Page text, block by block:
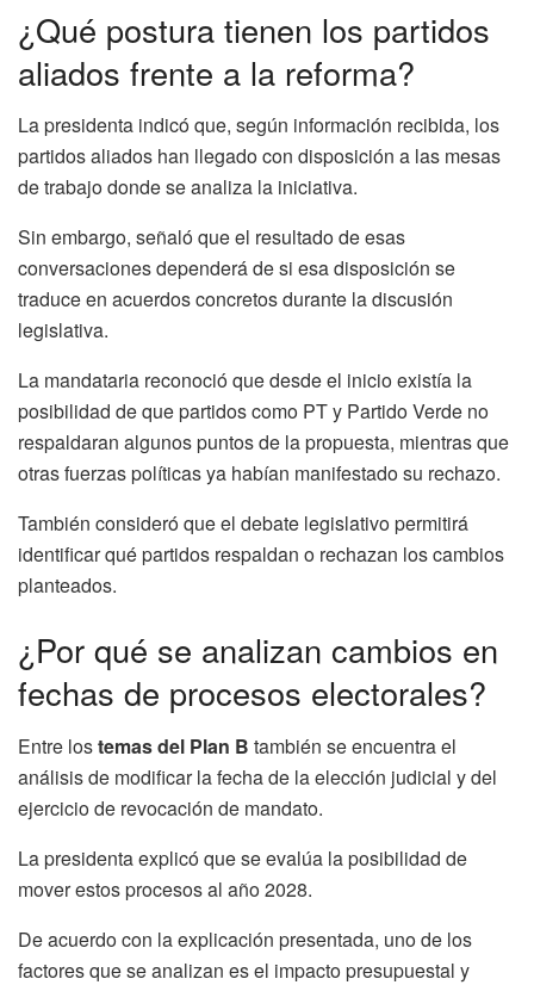
¿Qué postura tienen los partidos
aliados frente a la reforma?
La presidenta indicó que, según información recibida, los
partidos aliados han llegado con disposición a las mesas
de trabajo donde se analiza la iniciativa.
Sin embargo, señaló que el resultado de esas
conversaciones dependerá de si esa disposición se
traduce en acuerdos concretos durante la discusión
legislativa.
La mandataria reconoció que desde el inicio existía la
posibilidad de que partidos como PT y Partido Verde no
respaldaran algunos puntos de la propuesta, mientras que
otras fuerzas políticas ya habían manifestado su rechazo.
También consideró que el debate legislativo permitirá
identificar qué partidos respaldan o rechazan los cambios
planteados.
¿Por qué se analizan cambios en
fechas de procesos electorales?
Entre lostemas del Plan B también se encuentra el
análisis de modificar la fecha de la elección judicial y del
ejercicio de revocación de mandato.
La presidenta explicó que se evalúa la posibilidad de
mover estos procesos al año 2028.
De acuerdo con la explicación presentada, uno de los
factores que se analizan es el impacto presupuestal y